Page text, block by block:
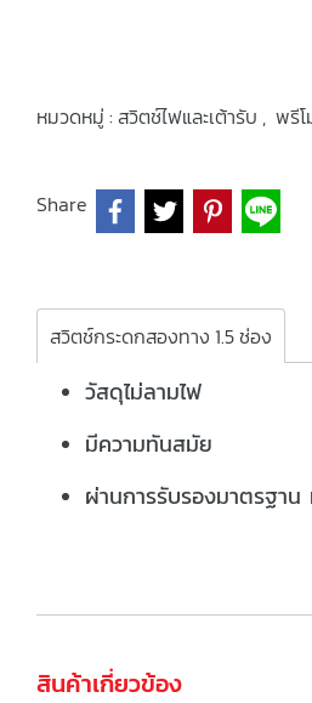
หมวดหมู่ : สวิตช์ไฟและเต้ารับ , พรี
Share
สวิตช์กระดกสองทาง 1.5 ช่อง
วัสดุไม่ลามไฟ
มีความทันสมัย
ผ่านการรับรองมาตรฐาน
สินค้าเกี่ยวข้อง